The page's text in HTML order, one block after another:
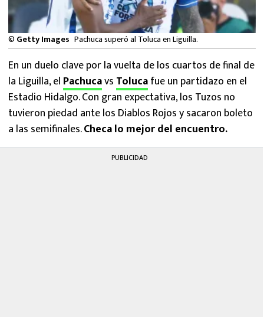
NFL
© Getty Images Pachuca superó al Toluca en Liguilla.
En un duelo clave por la vuelta de los cuartos de final de
la Liguilla, el Pachucavs Tolucafue un partidazo en el
Estadio Hidalgo. Con gran expectativa, los Tuzos no
tuvieron piedad ante los Diablos Rojos y sacaron boleto
a las semifinales.Checa lo mejor del encuentro.
PUBLICIDAD